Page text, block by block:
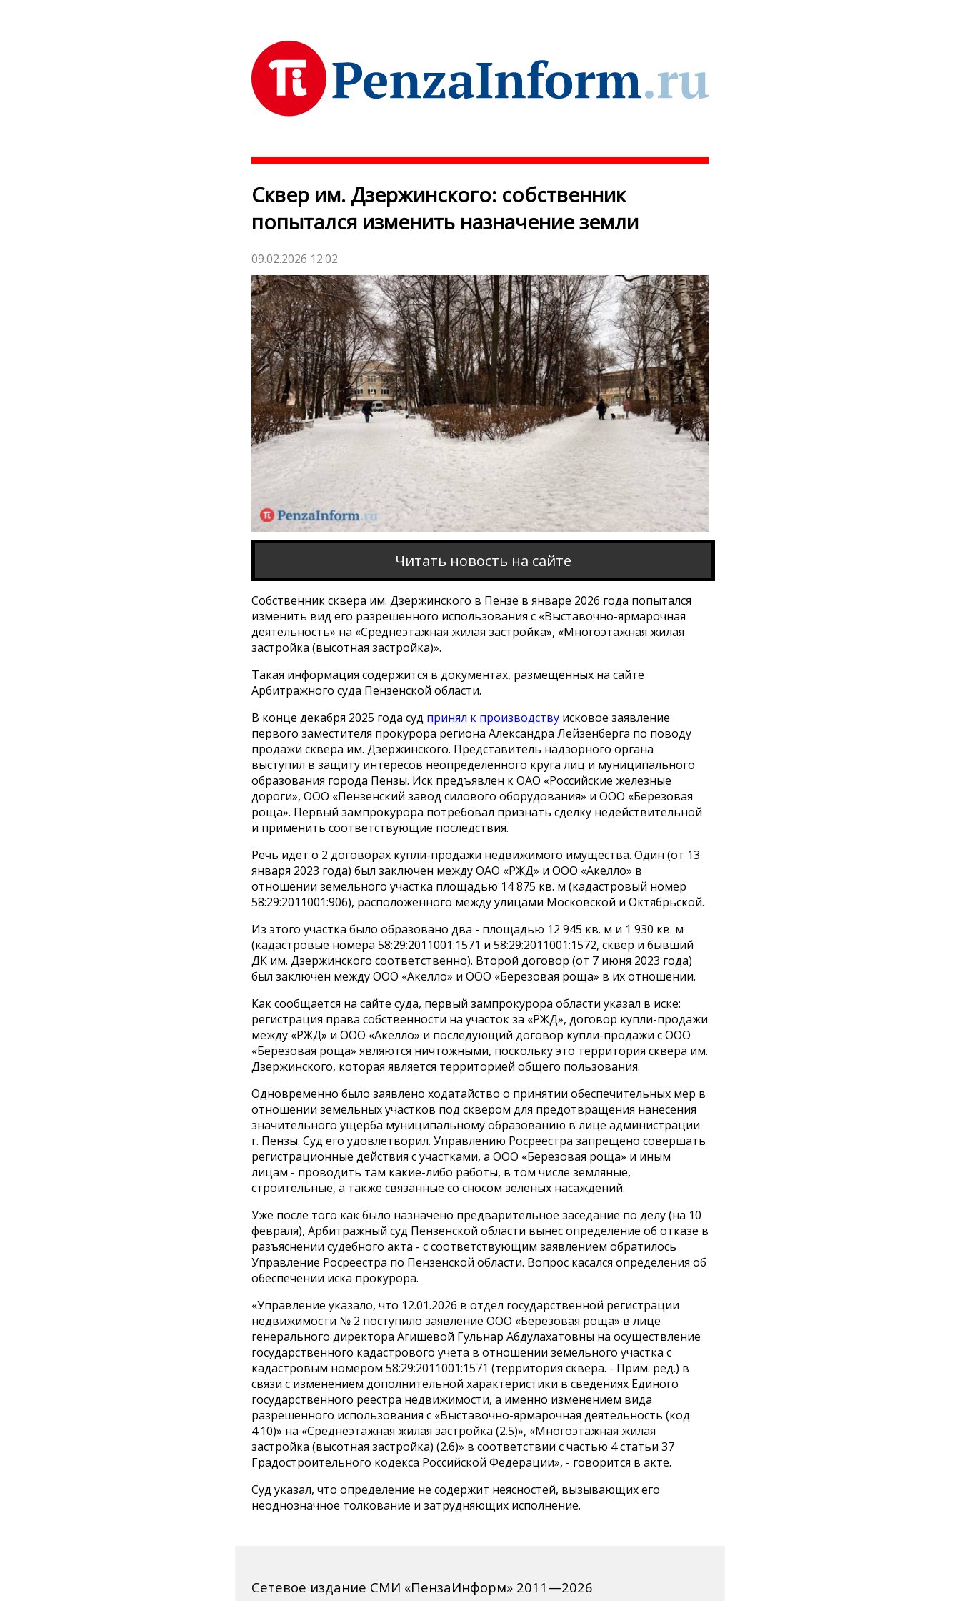
Сквер им. Дзержинского: собственник
попытался изменить назначение земли
09.02.2026 12:02
Читать новость на сайте
Собственник сквера им. Дзержинского в Пензе в январе 2026 года попытался
изменить вид его разрешенного использования с «Выставочно-ярмарочная
деятельность» на «Среднеэтажная жилая застройка», «Многоэтажная жилая
застройка (высотная застройка)».
Такая информация содержится в документах, размещенных на сайте
Арбитражного суда Пензенской области.
В конце декабря 2025 года суд принял к производству исковое заявление
первого заместителя прокурора региона Александра Лейзенберга по поводу
продажи сквера им. Дзержинского. Представитель надзорного органа
выступил в защиту интересов неопределенного круга лиц и муниципального
образования города Пензы. Иск предъявлен к ОАО «Российские железные
дороги», ООО «Пензенский завод силового оборудования» и ООО «Березовая
роща». Первый зампрокурора потребовал признать сделку недействительной
и применить соответствующие последствия.
Речь идет о 2 договорах купли-продажи недвижимого имущества. Один (от 13
января 2023 года) был заключен между ОАО «РЖД» и ООО «Акелло» в
отношении земельного участка площадью 14 875 кв. м (кадастровый номер
58:29:2011001:906), расположенного между улицами Московской и Октябрьской.
Из этого участка было образовано два - площадью 12 945 кв. м и 1 930 кв. м
(кадастровые номера 58:29:2011001:1571 и 58:29:2011001:1572, сквер и бывший
ДК им. Дзержинского соответственно). Второй договор (от 7 июня 2023 года)
был заключен между ООО «Акелло» и ООО «Березовая роща» в их отношении.
Как сообщается на сайте суда, первый зампрокурора области указал в иске:
регистрация права собственности на участок за «РЖД», договор купли-продажи
между «РЖД» и ООО «Акелло» и последующий договор купли-продажи с ООО
«Березовая роща» являются ничтожными, поскольку это территория сквера им.
Дзержинского, которая является территорией общего пользования.
Одновременно было заявлено ходатайство о принятии обеспечительных мер в
отношении земельных участков под сквером для предотвращения нанесения
значительного ущерба муниципальному образованию в лице администрации
г. Пензы. Суд его удовлетворил. Управлению Росреестра запрещено совершать
регистрационные действия с участками, а ООО «Березовая роща» и иным
лицам - проводить там какие-либо работы, в том числе земляные,
строительные, а также связанные со сносом зеленых насаждений.
Уже после того как было назначено предварительное заседание по делу (на 10
февраля), Арбитражный суд Пензенской области вынес определение об отказе в
разъяснении судебного акта - с соответствующим заявлением обратилось
Управление Росреестра по Пензенской области. Вопрос касался определения об
обеспечении иска прокурора.
«Управление указало, что 12.01.2026 в отдел государственной регистрации
недвижимости № 2 поступило заявление ООО «Березовая роща» в лице
генерального директора Агишевой Гульнар Абдулахатовны на осуществление
государственного кадастрового учета в отношении земельного участка с
кадастровым номером 58:29:2011001:1571 (территория сквера. - Прим. ред.) в
связи с изменением дополнительной характеристики в сведениях Единого
государственного реестра недвижимости, а именно изменением вида
разрешенного использования с «Выставочно-ярмарочная деятельность (код
4.10)» на «Среднеэтажная жилая застройка (2.5)», «Многоэтажная жилая
застройка (высотная застройка) (2.6)» в соответствии с частью 4 статьи 37
Градостроительного кодекса Российской Федерации», - говорится в акте.
Суд указал, что определение не содержит неясностей, вызывающих его
неоднозначное толкование и затрудняющих исполнение.
Сетевое издание СМИ «ПензаИнформ» 2011—2026